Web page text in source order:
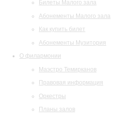
Билеты Малого зала
Абонементы Малого зала
Как купить билет
Абонементы Музитория
О филармонии
Маэстро Темирканов
Правовая информация
Оркестры
Планы залов